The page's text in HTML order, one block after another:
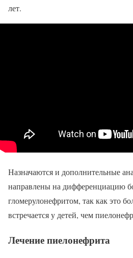
лет.
Назначаются и дополнительные
направлены на дифференциацию
гломерулонефритом, так как это
встречается у детей, чем
Лечение пиелонефрита